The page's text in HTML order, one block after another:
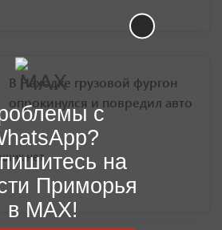
В Находке грузовой фургон
опрокинулся и повредил авто
нет
с
на
Приморья
в MAX!